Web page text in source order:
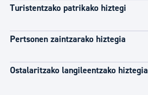
Turistentzako patrikako hiztegi
Pertsonen zaintzarako hiztegia
Ostalaritzako langileentzako hiztegia